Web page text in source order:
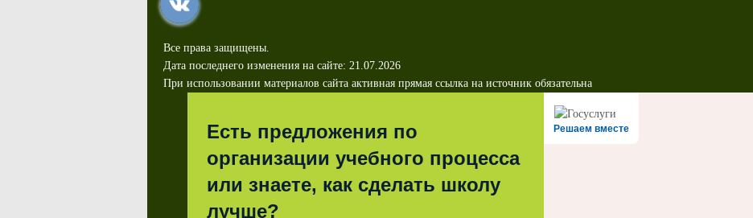
Все права защищены.
Дата последнего изменения на сайте: 21.07.2026
При использовании материалов сайта активная прямая ссылка на источник обязательна
Решаем вместе
Есть предложения по
организации учебного процесса
или знаете, как сделать школу
лучше?